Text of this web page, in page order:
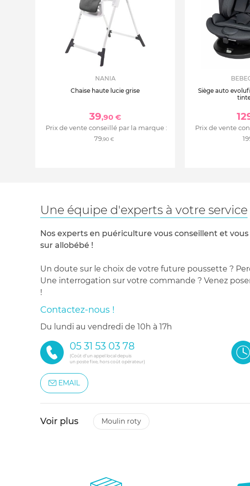
NANIA
Chaise haute lucie grise
39,90 €
Prix de vente conseillé par la marque :
79,90 €
Siège auto
Prix de vente
Une équipe d'experts à votre service
Nos experts en puériculture vous conseillent et
sur allobébé !
Un doute sur le choix de votre future poussette ?
Une interrogation sur votre commande ? Venez
!
Contactez-nous !
du lundi au vendredi de 10h à 17h
05 31 53 03 78
(Coût d'un appel local depuis
un poste fixe, hors coût opérateur)
EMAIL
Voir plus moulin roty